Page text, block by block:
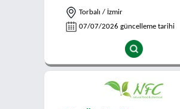
Torbalı / İzmir
07/07/2026 güncelleme tarihi